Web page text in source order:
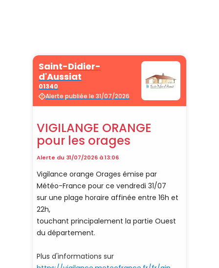
Démarches en ligne
Grand Bourg Agglomération